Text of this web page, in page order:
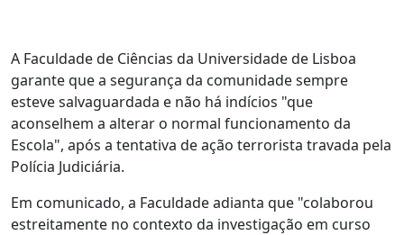
A Faculdade de Ciências da Universidade de Lisboa
garante que a segurança da comunidade sempre
esteve salvaguardada e não há indícios "que
aconselhem a alterar o normal funcionamento da
Escola", após a tentativa de ação terrorista travada pela
Polícia Judiciária.
Em comunicado, a Faculdade adianta que "colaborou
estreitamente no contexto da investigação em curso